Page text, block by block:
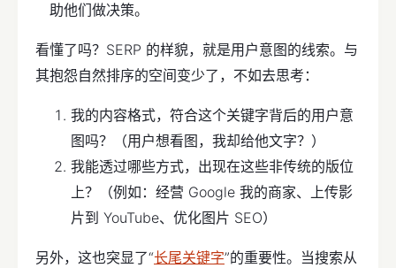
助他们做决策。
看懂了吗？SERP 的样貌，就是用户意图的线索。与
其抱怨自然排序的空间变少了，不如去思考：
我的内容格式，符合这个关键字背后的用户意
图吗？（用户想看图，我却给他文字？）
我能透过哪些方式，出现在这些非传统的版位
上？（例如：经营 Google 我的商家、上传影
片到 YouTube、优化图片 SEO）
另外，这也突显了“长尾关键字”的重要性。当搜索从